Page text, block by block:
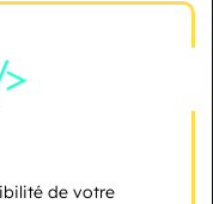
à
visibilité
de votre